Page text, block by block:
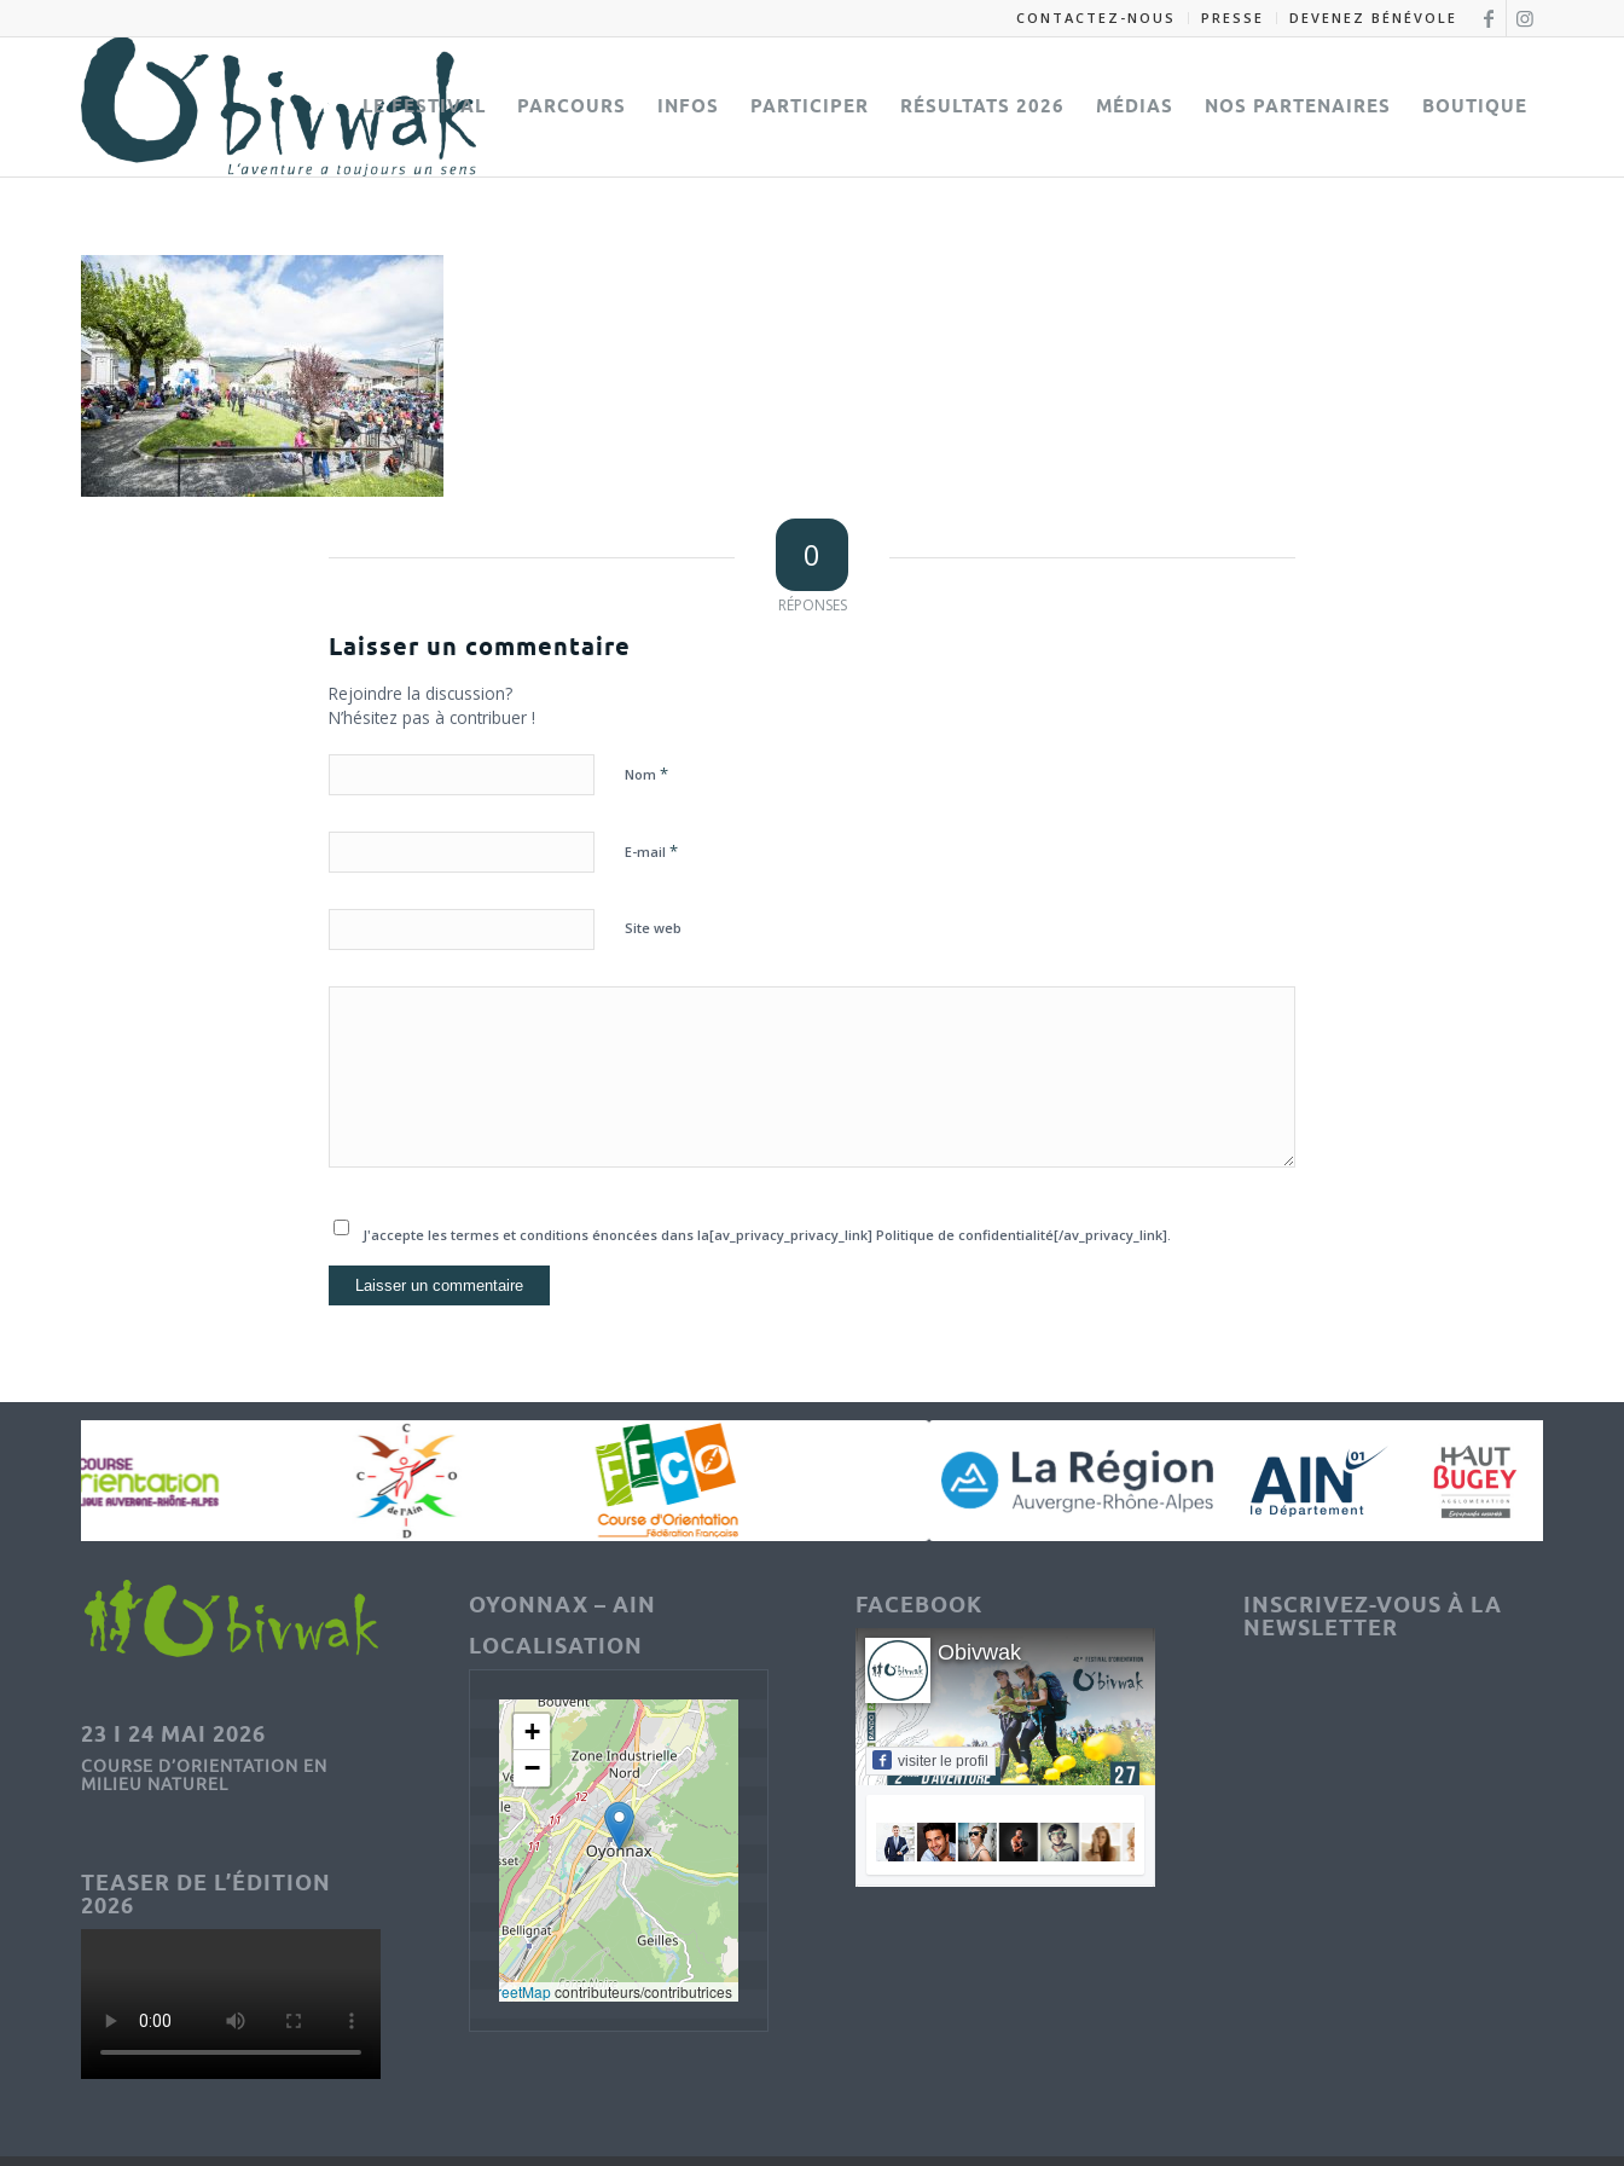
CONTACTEZ-NOUS PRESSE DEVENEZ BÉNÉVOLE
LE FESTIVAL PARCOURS INFOS PARTICIPER RÉSULTATS 2026 MÉDIAS NOS PARTENAIRES BOUTIQUE
0
RÉPONSES
Laisser un commentaire
Rejoindre la discussion?
N’hésitez pas à contribuer !
Nom *
E-mail *
Site web
J'accepte les termes et conditions énoncées dans la[av_privacy_privacy_link] Politique de confidentialité[/av_privacy_link].
23 I 24 MAI 2026
COURSE D’ORIENTATION EN
MILIEU NATUREL
TEASER DE L’ÉDITION
2026
OYONNAX – AIN
LOCALISATION
+
−
OpenStreetMap contributeurs/contributrices
FACEBOOK
Obivwak
visiter le profil
INSCRIVEZ-VOUS À LA
NEWSLETTER